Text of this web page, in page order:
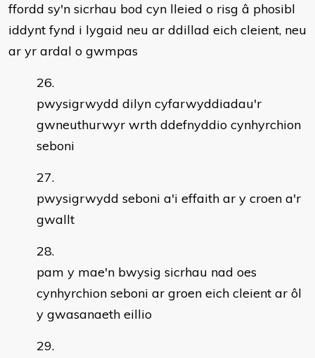
ffordd sy'n sicrhau bod cyn lleied o risg â phosibl
iddynt fynd i lygaid neu ar ddillad eich cleient, neu
ar yr ardal o gwmpas
pwysigrwydd dilyn cyfarwyddiadau'r
gwneuthurwyr wrth ddefnyddio cynhyrchion
seboni
pwysigrwydd seboni a'i effaith ar y croen a'r
gwallt
pam y mae'n bwysig sicrhau nad oes
cynhyrchion seboni ar groen eich cleient ar ôl
y gwasanaeth eillio